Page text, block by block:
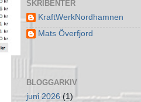
SKRIBENTER
KraftWerkNordhamnen
Mats Överfjord
BLOGGARKIV
juni 2026 (1)